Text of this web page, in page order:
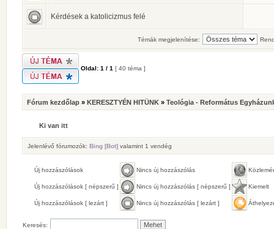
Kérdések a katolicizmus felé
Témák megjelenítése:
Oldal: 1 / 1 [ 40 téma ]
Fórum kezdőlap » KERESZTYÉN HITÜNK » Teológia - Református
Ki van itt
Jelenlévő fórumozók: Bing [Bot] valamint 1 vendég
Új hozzászólások Nincs új hozzászólás
Új hozzászólások [ népszerű ] Nincs új hozzászólás [ népszerű ] Kiemelt
Új hozzászólások [ lezárt ] Nincs új hozzászólás [ lezárt ]
Keresés: